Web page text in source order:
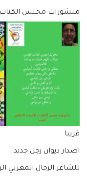
منشورات مجلس الكتاب
قريبا
اصدار ديوان زجل جديد
للشاعر الزجال المغربي